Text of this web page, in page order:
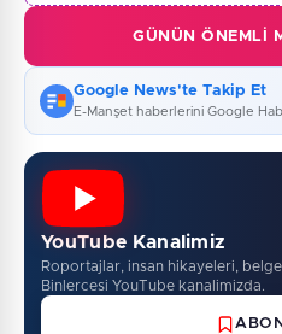
GÜNÜN ÖNEMLI
Google News'te Takip Et
E-Manşet haberlerini Google
YouTube Kanalimiz
Roportajlar, insan hikayeleri,
Binlercesi YouTube kanalimizda.